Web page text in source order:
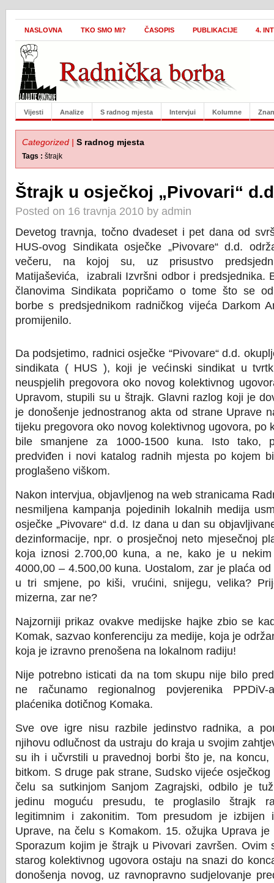
NASLOVNA TKO SMO MI? ČASOPIS PUBLIKACIJE 4.
Vijesti Analize S radnog mjesta Intervjui Kolumne
Categorized | S radnog mjesta
Tags : štrajk
Štrajk u osječkoj „Pivovari“
Posted on 16 travnja 2010 by admin
Devetog travnja, točno dvadeset i pet dana od
HUS-ovog Sindikata osječke „Pivovare“ d.d.
večeru, na kojoj su, uz prisustvo
Matijaševića, izabrali Izvršni odbor i predsjednika.
članovima Sindikata popričamo o tome što se
borbe s predsjednikom radničkog vijeća Darkom
promijenilo.
Da podsjetimo, radnici osječke “Pivovare“ d.d.
sindikata ( HUS ), koji je većinski sindikat u
neuspjelih pregovora oko novog kolektivnog
Upravom, stupili su u štrajk. Glavni razlog koji je
je donošenje jednostranog akta od strane Uprave
tijeku pregovora oko novog kolektivnog ugovora, po
bile smanjene za 1000-1500 kuna. Isto tako,
predviđen i novi katalog radnih mjesta po kojem
proglašeno viškom.
Nakon intervjua, objavljenog na web stranicama
nesmiljena kampanja pojedinih lokalnih medija
osječke „Pivovare“ d.d. Iz dana u dan su
dezinformacije, npr. o prosječnoj neto mjesečnoj
koja iznosi 2.700,00 kuna, a ne, kako je u nekim
4000,00 – 4.500,00 kuna. Uostalom, zar je plaća
u tri smjene, po kiši, vrućini, snijegu, velika?
mizerna, zar ne?
Najzorniji prikaz ovakve medijske hajke zbio se
Komak, sazvao konferenciju za medije, koja je
koja je izravno prenošena na lokalnom radiju!
Nije potrebno isticati da na tom skupu nije bilo
ne računamo regionalnog povjerenika
plaćenika dotičnog Komaka.
Sve ove igre nisu razbile jedinstvo radnika, a
njihovu odlučnost da ustraju do kraja u svojim
su ih i učvrstili u pravednoj borbi što je, na koncu,
bitkom. S druge pak strane, Sudsko vijeće
čelu sa sutkinjom Sanjom Zagrajski, odbilo je
jedinu moguću presudu, te proglasilo štrajk
legitimnim i zakonitim. Tom presudom je
Uprave, na čelu s Komakom. 15. ožujka Uprava
Sporazum kojim je štrajk u Pivovari završen. Ovim
starog kolektivnog ugovora ostaju na snazi do
donošenja novog, uz ravnopravno sudjelovanje